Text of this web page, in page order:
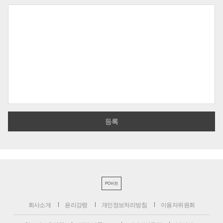
PC버전
회사소개 윤리강령 개인정보처리방침 이용자위원회